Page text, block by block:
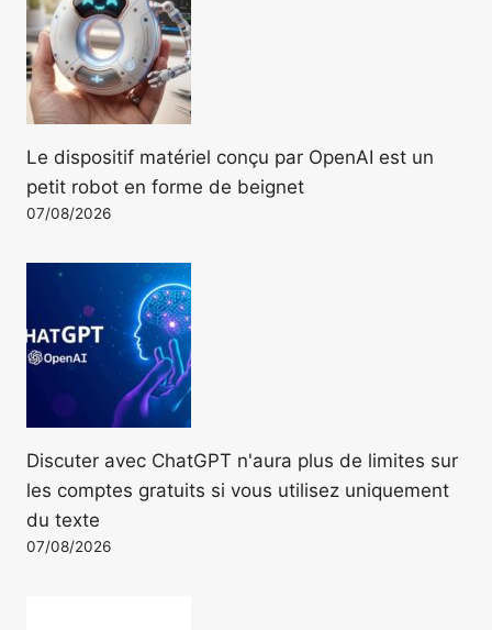
Le dispositif matériel conçu par OpenAI est un
petit robot en forme de beignet
07/08/2026
Discuter avec ChatGPT n'aura plus de limites sur
les comptes gratuits si vous utilisez uniquement
du texte
07/08/2026